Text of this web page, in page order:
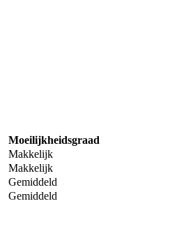
Moeilijkheidsgraad
Makkelijk
Makkelijk
Gemiddeld
Gemiddeld